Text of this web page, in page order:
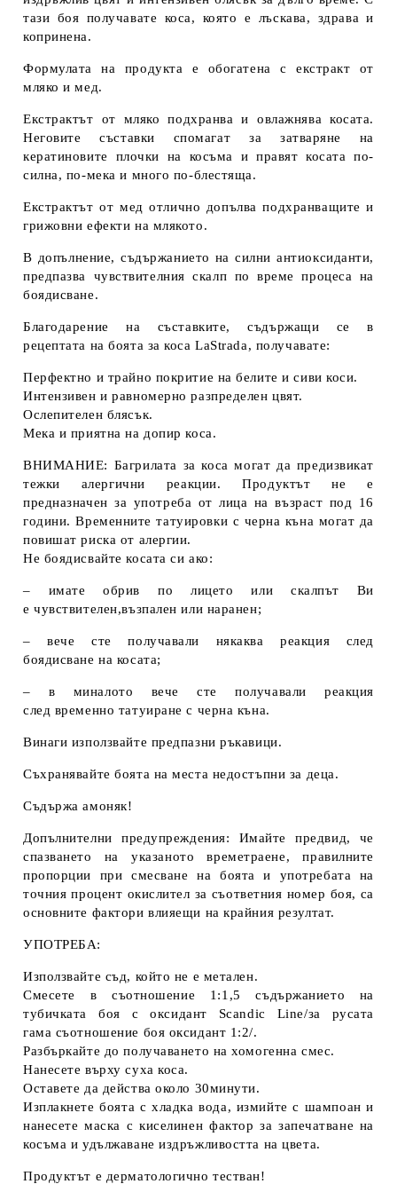
тази боя получавате коса, която е лъскава, здрава и
копринена.
Формулата на продукта е обогатена с екстракт от
мляко и мед.
Екстрактът от мляко подхранва и овлажнява косата.
Неговите съставки спомагат за затваряне на
кератиновите плочки на косъма и правят косата по-
силна, по-мека и много по-блестяща.
Екстрактът от мед отлично допълва подхранващите и
грижовни ефекти на млякото.
В допълнение, съдържанието на силни антиоксиданти,
предпазва чувствителния скалп по време процеса на
боядисване.
Благодарение на съставките, съдържащи се в
рецептата на боята за коса LaStrada, получавате:
Перфектно и трайно покритие на белите и сиви коси.
Интензивен и равномерно разпределен цвят.
Ослепителен блясък.
Мека и приятна на допир коса.
ВНИМАНИЕ: Багрилата за коса могат да предизвикат
тежки алергични реакции. Продуктът не е
предназначен за употреба от лица на възраст под 16
години. Временните татуировки с черна къна могат да
повишат риска от алергии.
Не боядисвайте косата си ако:
– имате обрив по лицето или скалпът Ви
е чувствителен,възпален или наранен;
– вече сте получавали някаква реакция след
боядисване на косата;
– в миналото вече сте получавали реакция
след временно татуиране с черна къна.
Винаги използвайте предпазни ръкавици.
Съхранявайте боята на места недостъпни за деца.
Съдържа амоняк!
Допълнителни предупреждения: Имайте предвид, че
спазването на указаното времетраене, правилните
пропорции при смесване на боята и употребата на
точния процент окислител за съответния номер боя, са
основните фактори влияещи на крайния резултат.
УПОТРЕБА:
Използвайте съд, който не е метален.
Смесете в съотношение 1:1,5 съдържанието на
тубичката боя с оксидант Scandic Line/за русата
гама съотношение боя оксидант 1:2/.
Разбъркайте до получаването на хомогенна смес.
Нанесете върху суха коса.
Оставете да действа около 30минути.
Изплакнете боята с хладка вода, измийте с шампоан и
нанесете маска с киселинен фактор за запечатване на
косъма и удължаване издръжливостта на цвета.
Продуктът е дерматологично тестван!